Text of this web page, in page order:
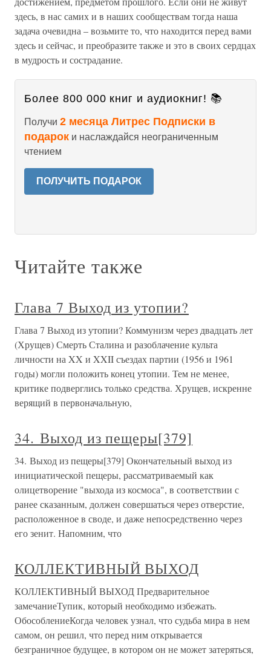
здесь, в нас самих и в наших сообществам тогда наша
задача очевидна – возьмите то, что находится перед вами
здесь и сейчас, и преобразите также и это в своих сердцах
в мудрость и сострадание.
Более 800 000 книг и аудиокниг! 📚
Получи 2 месяца Литрес Подписки в
подарок и наслаждайся неограниченным
чтением
ПОЛУЧИТЬ ПОДАРОК
Читайте также
Глава 7 Выход из утопии?
Глава 7 Выход из утопии? Коммунизм через двадцать лет
(Хрущев) Смерть Сталина и разоблачение культа
личности на XX и XXII съездах партии (1956 и 1961
годы) могли положить конец утопии. Тем не менее,
критике подверглись только средства. Хрущев, искренне
верящий в первоначальную,
34. Выход из пещеры[379]
34. Выход из пещеры[379] Окончательный выход из
инициатической пещеры, рассматриваемый как
олицетворение "выхода из космоса", в соответствии с
ранее сказанным, должен совершаться через отверстие,
расположенное в своде, и даже непосредственно через
его зенит. Напомним, что
КОЛЛЕКТИВНЫЙ ВЫХОД
КОЛЛЕКТИВНЫЙ ВЫХОД Предварительное
замечаниеТупик, который необходимо избежать.
ОбособлениеКогда человек узнал, что судьба мира в нем
самом, он решил, что перед ним открывается
безграничное будущее, в котором он не может затеряться,